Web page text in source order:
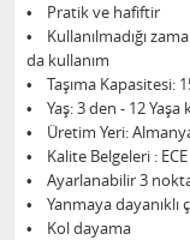
• Pratik ve hafiftir
• Kullanılmadığı
da kullanım
• Taşıma Kapasitesi:
• Yaş: 3 den - 12 Yaşa
• Üretim Yeri:
• Kalite Belgeleri :
• Ayarlanabilir 3
• Yanmaya dayanıklı
• Kol dayama